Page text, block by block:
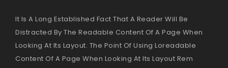
It Is A Long Established Fact That A Reader Will Be
Distracted By The Readable Content Of A Page When
Looking At Its Layout. The Point Of Using Loreadable
Content Of A Page When Looking At Its Layout Rem